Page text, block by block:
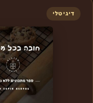
דיגיטלי